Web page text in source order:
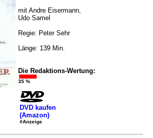
mit Andre Eisermann,
Udo Samel
Regie: Peter Sehr
Länge: 139 Min.
Die Redaktions-Wertung:
35 %
DVD kaufen
(Amazon)
#Anzeige